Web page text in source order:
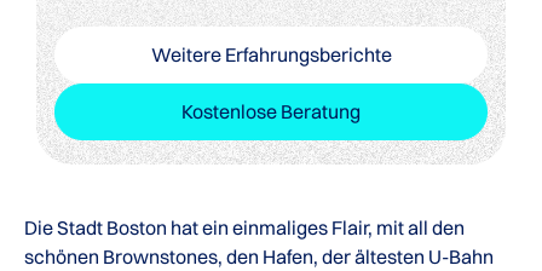
Weitere Erfahrungsberichte
Kostenlose Beratung
Die Stadt Boston hat ein einmaliges Flair, mit all den
schönen Brownstones, den Hafen, der ältesten U-Bahn